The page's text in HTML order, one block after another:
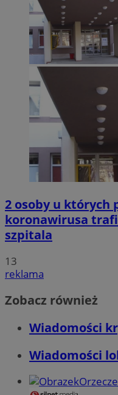
2 osoby u których
koronawirusa
szpitala
13
reklama
Zobacz również
Wiadomości
Wiadomości